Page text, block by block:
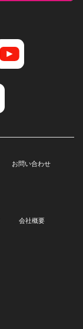
お問い合わせ
会社概要